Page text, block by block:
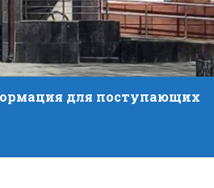
для поступающих